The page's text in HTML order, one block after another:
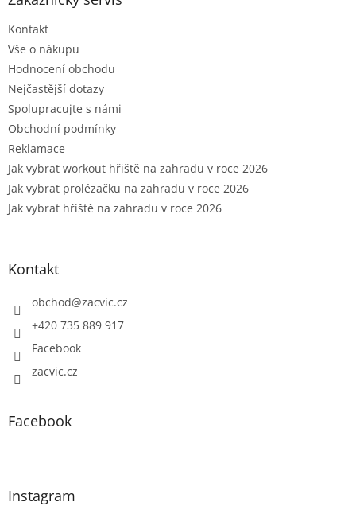
Kontakt
Vše o nákupu
Hodnocení obchodu
Nejčastější dotazy
Spolupracujte s námi
Obchodní podmínky
Reklamace
Jak vybrat workout hřiště na zahradu v roce 2026
Jak vybrat prolézačku na zahradu v roce 2026
Jak vybrat hřiště na zahradu v roce 2026
Kontakt
obchod@zacvic.cz
+420 735 889 917
Facebook
zacvic.cz
Facebook
Instagram